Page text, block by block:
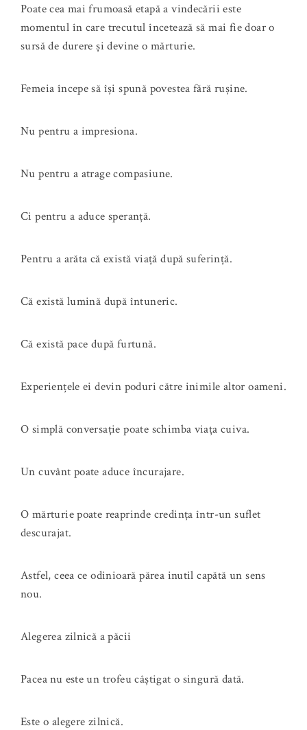
Poate cea mai frumoasă etapă a vindecării este
momentul în care trecutul încetează să mai fie doar o
sursă de durere și devine o mărturie.
Femeia începe să își spună povestea fără rușine.
Nu pentru a impresiona.
Nu pentru a atrage compasiune.
Ci pentru a aduce speranță.
Pentru a arăta că există viață după suferință.
Că există lumină după întuneric.
Că există pace după furtună.
Experiențele ei devin poduri către inimile altor oameni.
O simplă conversație poate schimba viața cuiva.
Un cuvânt poate aduce încurajare.
O mărturie poate reaprinde credința într-un suflet
descurajat.
Astfel, ceea ce odinioară părea inutil capătă un sens
nou.
Alegerea zilnică a păcii
Pacea nu este un trofeu câștigat o singură dată.
Este o alegere zilnică.